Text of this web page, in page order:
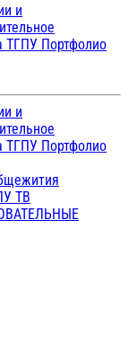
и
ТГПУ Портфолио
и
ТГПУ Портфолио
ТВ